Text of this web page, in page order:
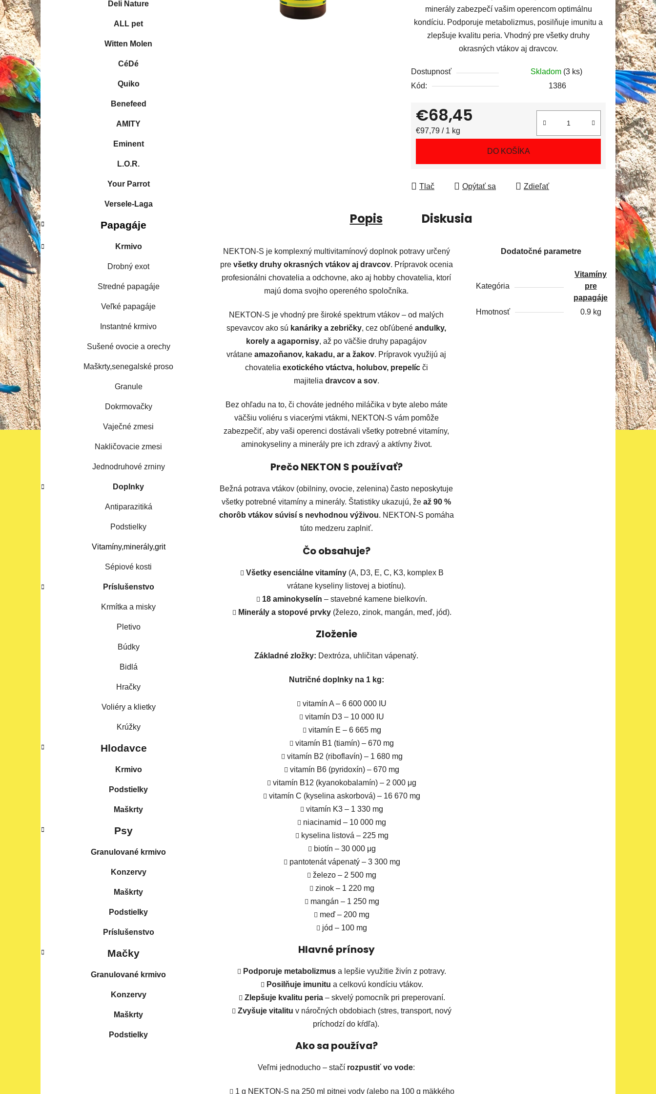
ló
r
i
e
Deli Nature
ALL pet
Witten Molen
CéDé
Quiko
Benefeed
AMITY
Eminent
L.O.R.
Your Parrot
Versele-Laga
Papagáje
Krmivo
Drobný exot
Stredné papagáje
Veľké papagáje
Instantné krmivo
Sušené ovocie a orechy
Maškrty,senegalské proso
Granule
Dokrmovačky
Vaječné zmesi
Nakličovacie zmesi
Jednodruhové zrniny
Doplnky
Antiparazitiká
Podstielky
Vitamíny,minerály,grit
Sépiové kosti
Príslušenstvo
Krmítka a misky
Pletivo
Búdky
Bidlá
Hračky
Voliéry a klietky
Krúžky
Hlodavce
Krmivo
Podstielky
Maškrty
Psy
Granulované krmivo
Konzervy
Maškrty
Podstielky
Príslušenstvo
Mačky
Granulované krmivo
Konzervy
Maškrty
Podstielky
5
hviezdičiek.
minerály zabezpečí vašim operencom optimálnu
kondíciu. Podporuje metabolizmus, posilňuje imunitu a
zlepšuje kvalitu peria. Vhodný pre všetky druhy
okrasných vtákov aj dravcov.
Dostupnosť Skladom (3 ks)
Kód:
1386
€68,45
Jednotková cena:
€97,79 / 1 kg
DO KOŠÍKA
Tlač Opýtať sa Zdieľať
Popis Diskusia
NEKTON-S je komplexný multivitamínový doplnok potravy určený
pre všetky druhy okrasných vtákov aj dravcov. Prípravok ocenia
profesionálni chovatelia a odchovne, ako aj hobby chovatelia, ktorí
majú doma svojho opereného spoločníka.
NEKTON-S je vhodný pre široké spektrum vtákov – od malých
spevavcov ako sú kanáriky a zebričky, cez obľúbené andulky,
korely a agapornisy, až po väčšie druhy papagájov
vrátane amazoňanov, kakadu, ar a žakov. Prípravok využijú aj
chovatelia exotického vtáctva, holubov, prepelíc či
majitelia dravcov a sov.
Bez ohľadu na to, či chováte jedného miláčika v byte alebo máte
väčšiu voliéru s viacerými vtákmi, NEKTON-S vám pomôže
zabezpečiť, aby vaši operenci dostávali všetky potrebné vitamíny,
aminokyseliny a minerály pre ich zdravý a aktívny život.
Prečo NEKTON S používať?
Bežná potrava vtákov (obilniny, ovocie, zelenina) často neposkytuje
všetky potrebné vitamíny a minerály. Štatistiky ukazujú, že až 90 %
chorôb vtákov súvisí s nevhodnou výživou. NEKTON-S pomáha
túto medzeru zaplniť.
Čo obsahuje?
Všetky esenciálne vitamíny (A, D3, E, C, K3, komplex B
vrátane kyseliny listovej a biotínu).
18 aminokyselín – stavebné kamene bielkovín.
Minerály a stopové prvky (železo, zinok, mangán, meď, jód).
Zloženie
Základné zložky: Dextróza, uhličitan vápenatý.
Nutričné doplnky na 1 kg:
vitamín A – 6 600 000 IU
vitamín D3 – 10 000 IU
vitamín E – 6 665 mg
vitamín B1 (tiamín) – 670 mg
vitamín B2 (riboflavín) – 1 680 mg
vitamín B6 (pyridoxín) – 670 mg
vitamín B12 (kyanokobalamín) – 2 000 μg
vitamín C (kyselina askorbová) – 16 670 mg
vitamín K3 – 1 330 mg
niacinamid – 10 000 mg
kyselina listová – 225 mg
biotín – 30 000 μg
pantotenát vápenatý – 3 300 mg
železo – 2 500 mg
zinok – 1 220 mg
mangán – 1 250 mg
meď – 200 mg
jód – 100 mg
Hlavné prínosy
Podporuje metabolizmus a lepšie využitie živín z potravy.
Posilňuje imunitu a celkovú kondíciu vtákov.
Zlepšuje kvalitu peria – skvelý pomocník pri preperovaní.
Zvyšuje vitalitu v náročných obdobiach (stres, transport, nový
príchodzí do kŕdľa).
Ako sa používa?
Veľmi jednoducho – stačí rozpustiť vo vode:
1 g NEKTON-S na 250 ml pitnej vody (alebo na 100 g mäkkého
Dodatočné parametre
Kategória
Vitamíny
pre
papagáje
Hmotnosť
0.9 kg